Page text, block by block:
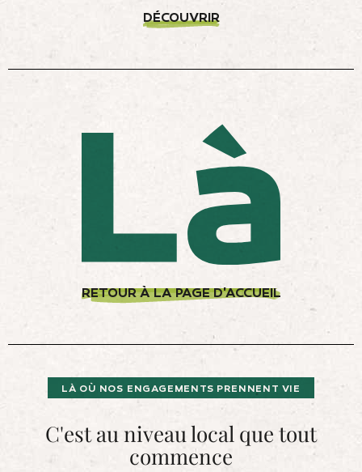
LÀ OÙ NOS ENGAGEMENTS PRENNENT VIE
C'est au niveau local que tout
commence
RETOUR À LA PAGE D'ACCUEIL
DÉCOUVRIR